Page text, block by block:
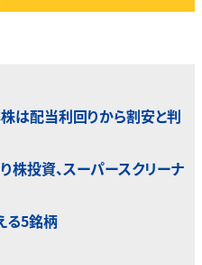
は配当利回りから割安と判
株投資、スーパースクリーナ
る5銘柄